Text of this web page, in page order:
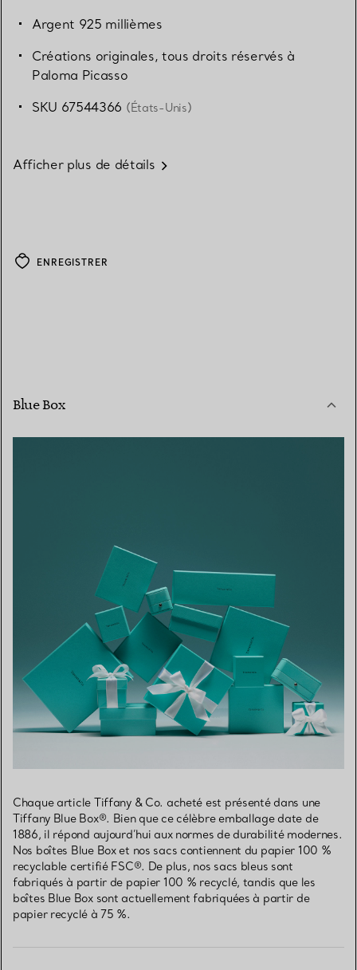
Argent 925 millièmes
Créations originales, tous droits réservés à
Paloma Picasso
SKU 67544366 (États-Unis)
Afficher plus de détails
ENREGISTRER
Blue Box
Chaque article Tiffany & Co. acheté est présenté dans une
Tiffany Blue Box®. Bien que ce célèbre emballage date de
1886, il répond aujourd’hui aux normes de durabilité modernes.
Nos boîtes Blue Box et nos sacs contiennent du papier 100 %
recyclable certifié FSC®. De plus, nos sacs bleus sont
fabriqués à partir de papier 100 % recyclé, tandis que les
boîtes Blue Box sont actuellement fabriquées à partir de
papier recyclé à 75 %.